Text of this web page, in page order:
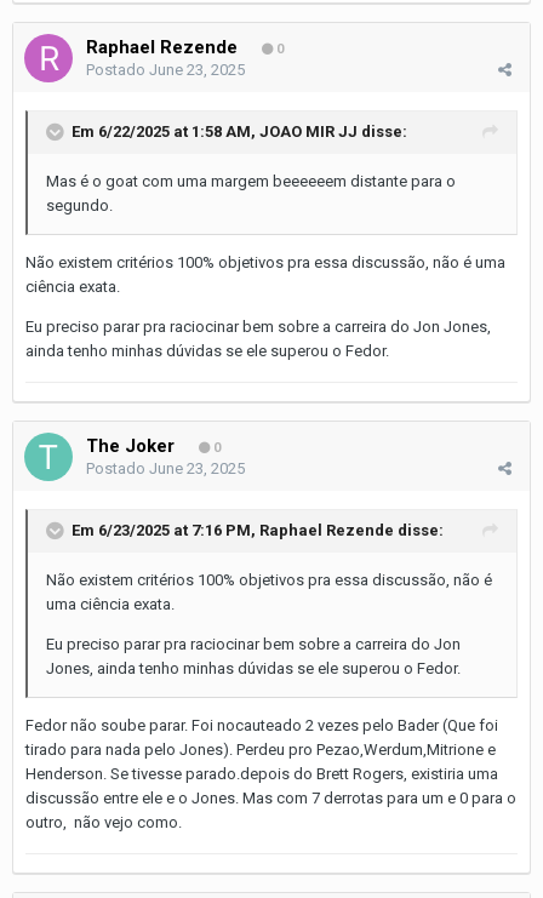
Raphael Rezende 0
Postado June 23, 2025
Em 6/22/2025 at 1:58 AM, JOAO MIR JJ disse:
Mas é o goat com uma margem beeeeeem distante para o
segundo.
Não existem critérios 100% objetivos pra essa discussão, não é uma
ciência exata.
Eu preciso parar pra raciocinar bem sobre a carreira do Jon Jones,
ainda tenho minhas dúvidas se ele superou o Fedor.
The Joker 0
Postado June 23, 2025
Em 6/23/2025 at 7:16 PM, Raphael Rezende disse:
Não existem critérios 100% objetivos pra essa discussão, não é
uma ciência exata.
Eu preciso parar pra raciocinar bem sobre a carreira do Jon
Jones, ainda tenho minhas dúvidas se ele superou o Fedor.
Fedor não soube parar. Foi nocauteado 2 vezes pelo Bader (Que foi
tirado para nada pelo Jones). Perdeu pro Pezao,Werdum,Mitrione e
Henderson. Se tivesse parado.depois do Brett Rogers, existiria uma
discussão entre ele e o Jones. Mas com 7 derrotas para um e 0 para o
outro, não vejo como.